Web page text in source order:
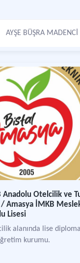
AYŞE BÜŞRA MADENCİ
Anadolu Otelcilik ve
/ Amasya İMKB
Lisesi
alanında lise
kurumu.